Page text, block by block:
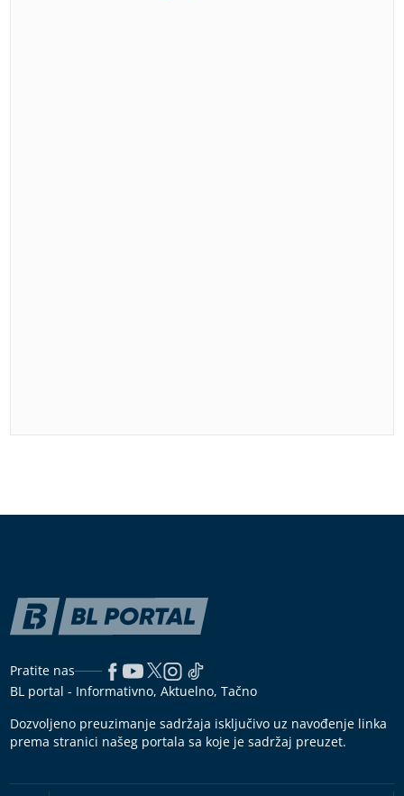
Pratite nas
BL portal - Informativno, Aktuelno, Tačno
Dozvoljeno preuzimanje sadržaja isključivo uz navođenje linka
prema stranici našeg portala sa koje je sadržaj preuzet.